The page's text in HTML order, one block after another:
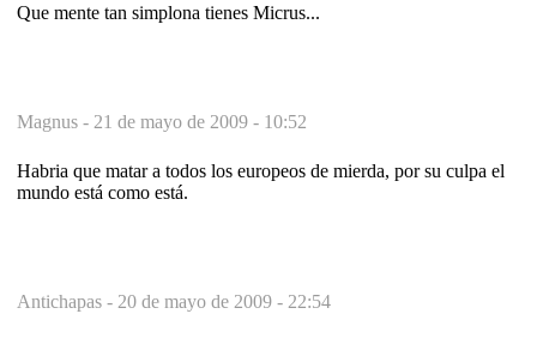
Que mente tan simplona tienes Micrus...
Magnus - 21 de mayo de 2009 - 10:52
Habria que matar a todos los europeos de mierda, por su culpa el
mundo está como está.
Antichapas - 20 de mayo de 2009 - 22:54